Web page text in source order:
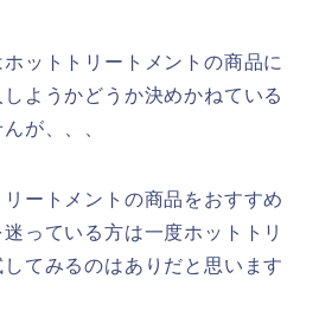
ットトリートメントの商品に
ようかどうか決めかねている
が、、、
ートメントの商品をおすすめ
っている方は一度ホットトリ
てみるのはありだと思います